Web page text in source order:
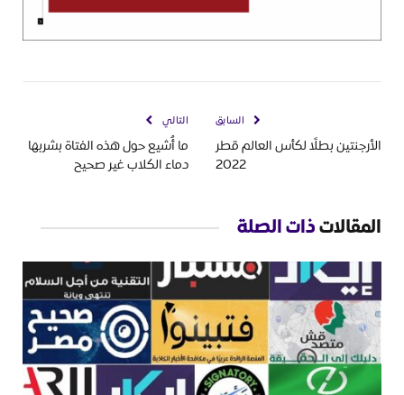
السابق
الأرجنتين بطلًا لكأس العالم قطر
2022
التالي
ما أُشيع حول هذه الفتاة بشربها
دماء الكلاب غير صحيح
المقالاتذات الصلة